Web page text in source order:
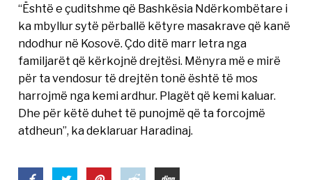
“Është e çuditshme që Bashkësia Ndërkombëtare i
ka mbyllur sytë përballë këtyre masakrave që kanë
ndodhur në Kosovë. Çdo ditë marr letra nga
familjarët që kërkojnë drejtësi. Mënyra më e mirë
për ta vendosur të drejtën tonë është të mos
harrojmë nga kemi ardhur. Plagët që kemi kaluar.
Dhe për këtë duhet të punojmë që ta forcojmë
atdheun”, ka deklaruar Haradinaj.